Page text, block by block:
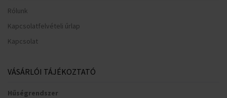
Rólunk
Kapcsolatfelvételi űrlap
Kapcsolat
VÁSÁRLÓI TÁJÉKOZTATÓ
Hűségrendszer